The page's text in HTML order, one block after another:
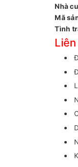
Nhà
Mã
Tình